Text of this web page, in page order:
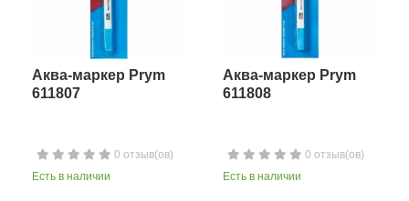
Аква-маркер Prym
611807
0 отзыв(ов)
Есть в наличии
Аква-маркер Prym
611808
0 отзыв(ов)
Есть в наличии